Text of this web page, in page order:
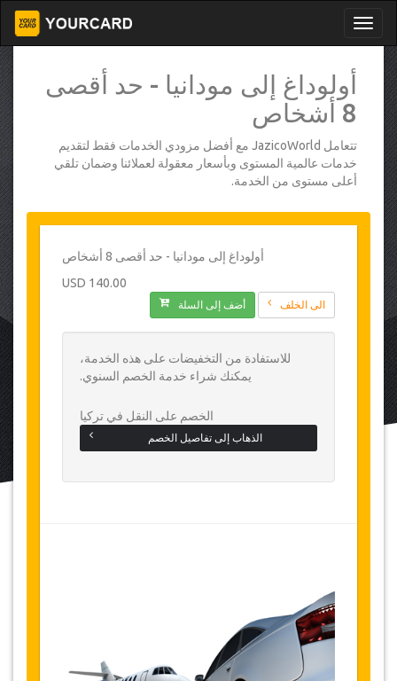
أولوداغ إلى مودانيا - حد أقصى
8 أشخاص
تتعامل JazicoWorld مع أفضل مزودي الخدمات فقط لتقديم
خدمات عالمية المستوى وبأسعار معقولة لعملائنا وضمان تلقي
أعلى مستوى من الخدمة.
أولوداغ إلى مودانيا - حد أقصى 8 أشخاص
140.00 USD
الى الخلف أضف إلى السلة
للاستفادة من التخفيضات على هذه الخدمة،
يمكنك شراء خدمة الخصم السنوي.
الخصم على النقل في تركيا
الذهاب إلى تفاصيل الخصم